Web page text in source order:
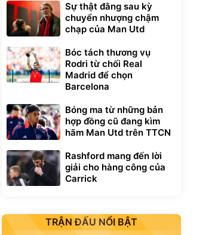
Sự thật đằng sau kỳ
chuyển nhượng chậm
chạp của Man Utd
Bóc tách thương vụ
Rodri từ chối Real
Madrid để chọn
Barcelona
Bóng ma từ những bản
hợp đồng cũ đang kìm
hãm Man Utd trên TTCN
Rashford mang đến lời
giải cho hàng công của
Carrick
TRẬN ĐẤU NỔI BẬT